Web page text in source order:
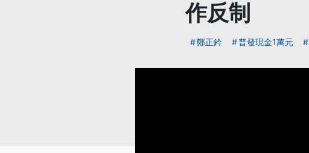
作反制
鄭正鈐 普發現金1萬元